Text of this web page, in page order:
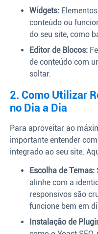
Widgets:
conteúdo ou
do seu site, como
Editor de Blocos:
de conteúdo com
soltar.
2. Como Utilizar
no Dia a Dia
Para aproveitar ao
importante entender
integrado ao seu site.
Escolha de Temas:
alinhe com a
responsivos são
funcione bem em
Instalação de